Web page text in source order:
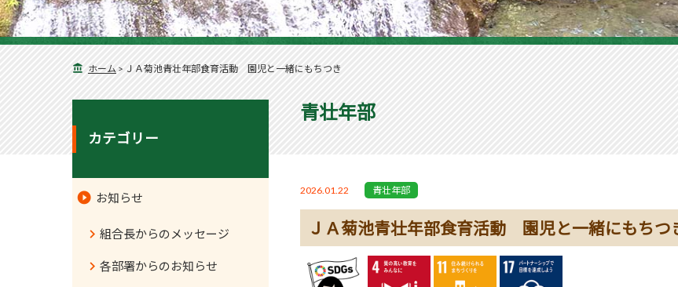
ホーム > ＪＡ菊池青壮年部食育活動 園児と一緒にもちつき
青壮年部
2026.01.22 青壮年部
ＪＡ菊池青壮年部食育活動 園児と一緒にもちつ
カテゴリー
お知らせ
組合長からのメッセージ
各部署からのお知らせ